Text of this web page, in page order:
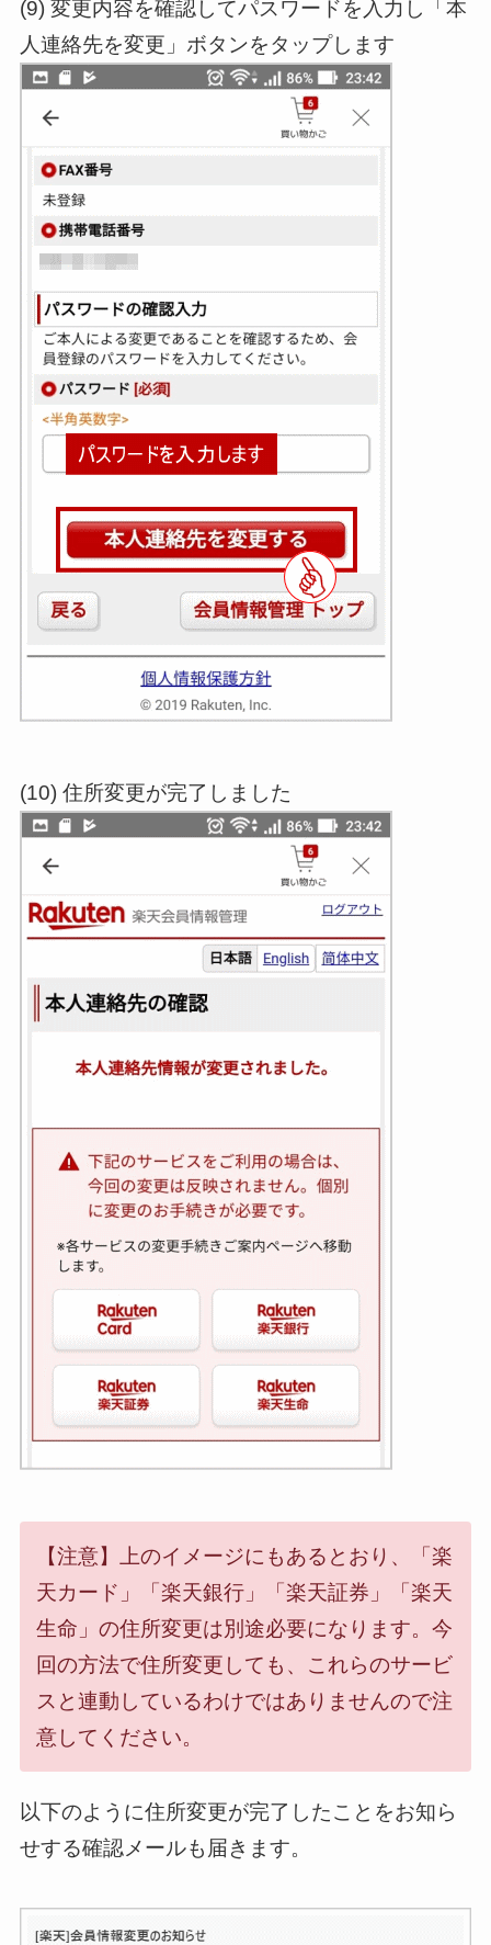
(9) 変更内容を確認してパスワードを入力し「本
人連絡先を変更」ボタンをタップします
(10) 住所変更が完了しました
【注意】上のイメージにもあるとおり、「楽
天カード」「楽天銀行」「楽天証券」「楽天
生命」の住所変更は別途必要になります。今
回の方法で住所変更しても、これらのサービ
スと連動しているわけではありませんので注
意してください。
以下のように住所変更が完了したことをお知ら
せする確認メールも届きます。